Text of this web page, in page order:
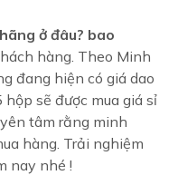
ở đâu? bao
hàng. Theo Minh
đang hiện có giá dao
sẽ được mua giá sỉ
tâm rằng minh
hàng. Trải nghiệm
nay nhé !